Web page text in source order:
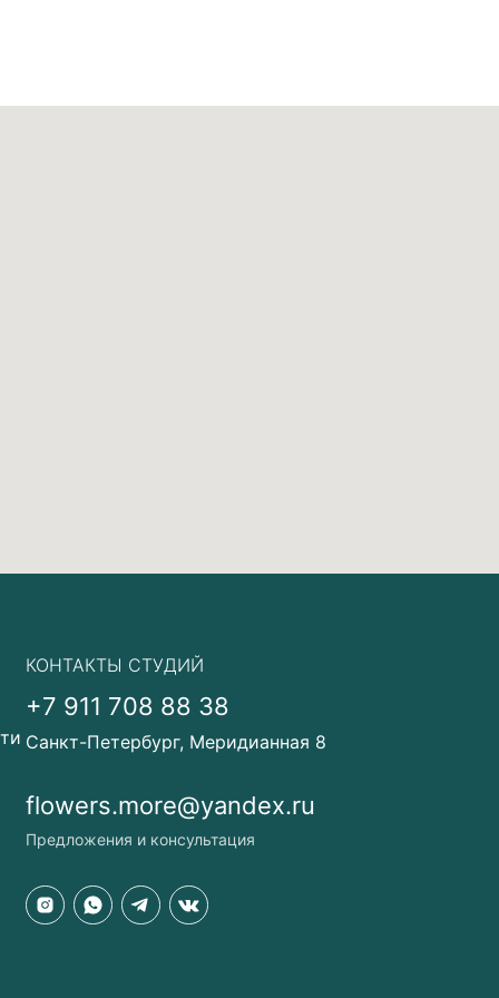
Предложения и консультация
flowers.more@yandex.ru
КОНТАКТЫ СТУДИЙ
Санкт-Петербург, Меридианная 8
+7 911 708 88 38